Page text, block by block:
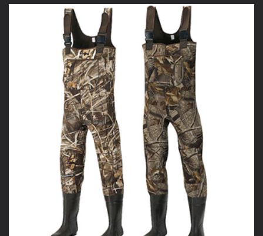
Qualité Et Néoprène
Industriel